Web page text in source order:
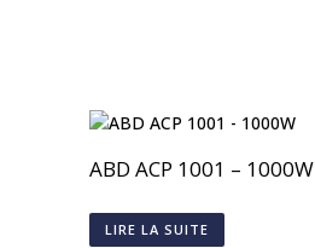
ABD ACP 1001 – 1000W
LIRE LA SUITE